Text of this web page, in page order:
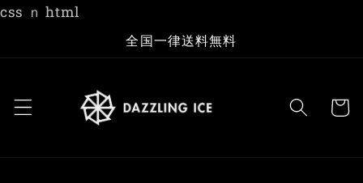
css ｎ html
ンツに
全国一律送料無料
ー